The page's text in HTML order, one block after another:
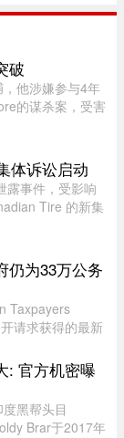
破
他涉嫌参与4年
的谋杀案，受害
...
体诉讼启动
露事件，受影响
Tire 的新集
仍为33万公务
Taxpayers
请求获得的最新
联邦雇员获得了
分 ...
: 官方机密曝
黑帮头目
Brar于2017年